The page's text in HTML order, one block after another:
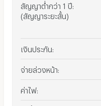
สัญญาต่ำกว่า 1 ปี
(สัญญาระยะสั้น)
เงินประกัน
จ่ายล่วงหน้า
ค่าไฟ: